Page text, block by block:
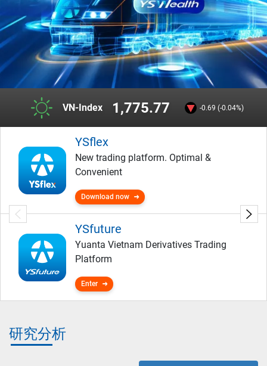
VN-Index 1,775.77 -0.69 (-0.04%)
YSflex
New trading platform. Optimal &
Convenient
Download now
YSfuture
Yuanta Vietnam Derivatives Trading
Platform
Enter
研究分析